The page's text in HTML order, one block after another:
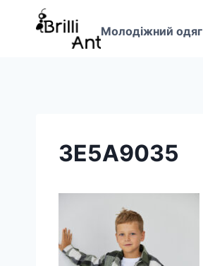
Перейти
Молодіжний одяг
3E5A9035